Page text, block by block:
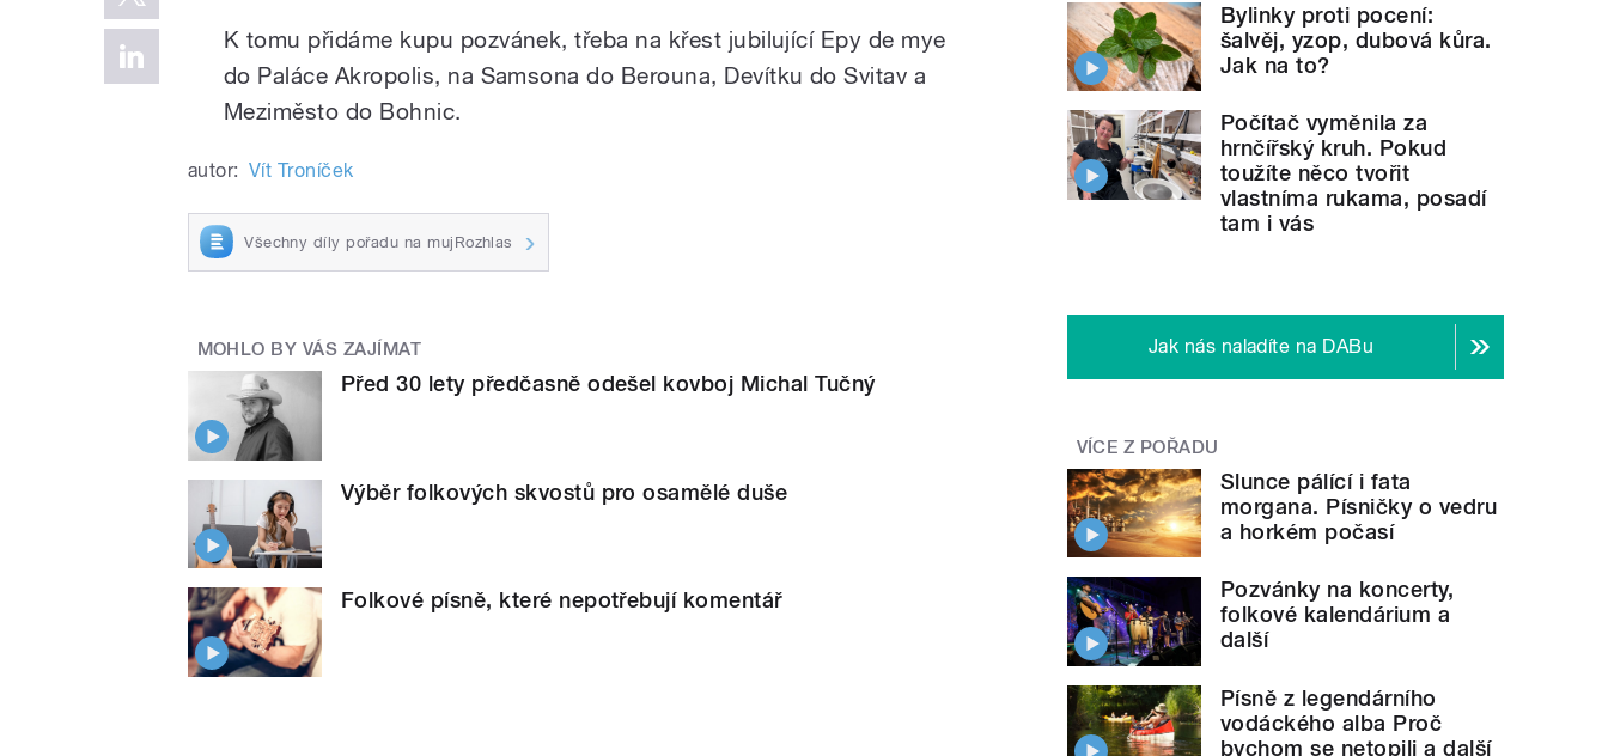
K tomu přidáme kupu pozvánek, třeba na křest jubilující Epy de mye
do Paláce Akropolis, na Samsona do Berouna, Devítku do Svitav a
Meziměsto do Bohnic.
autor: Vít Troníček
Všechny díly pořadu na mujRozhlas
MOHLO BY VÁS ZAJÍMAT
Před 30 lety předčasně odešel kovboj Michal Tučný
Výběr folkových skvostů pro osamělé duše
Folkové písně, které nepotřebují komentář
Bylinky proti pocení:
šalvěj, yzop, dubová kůra.
Jak na to?
Počítač vyměnila za
hrnčířský kruh. Pokud
toužíte něco tvořit
vlastníma rukama, posadí
tam i vás
Jak nás naladíte na DABu
VÍCE Z POŘADU
Slunce pálící i fata
morgana. Písničky o vedru
a horkém počasí
Pozvánky na koncerty,
folkové kalendárium a
další
Písně z legendárního
vodáckého alba Proč
bychom se netopili a další